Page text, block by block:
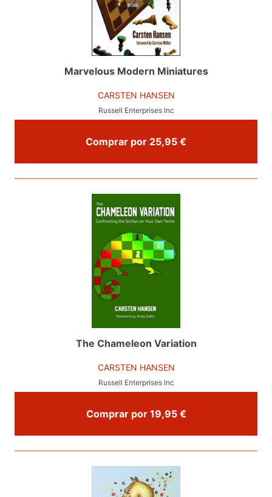
Marvelous Modern Miniatures
CARSTEN HANSEN
Russell Enterprises Inc
Comprar por 25,95 €
The Chameleon Variation
CARSTEN HANSEN
Russell Enterprises Inc
Comprar por 19,95 €